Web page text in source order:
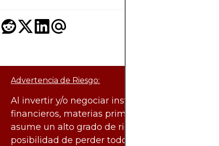
Advertencia de Riesgo:
Al invertir y/o negociar instrumentos
financieros, materias primas y otros activos,
asume un alto grado de riesgo. Existe la
posibilidad de perder todo el capital